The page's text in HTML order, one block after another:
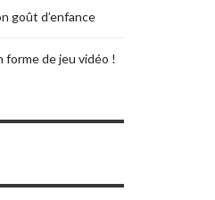
goût d’enfance
forme de jeu vidéo !